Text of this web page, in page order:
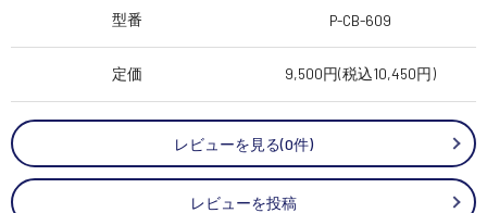
型番 P-CB-609
定価 9,500円(税込10,450円)
レビューを見る(0件)
レビューを投稿